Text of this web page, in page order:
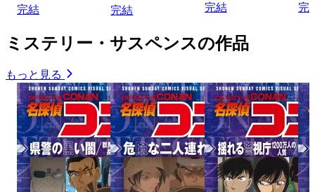
完結 完結 完結 完
ミステリー・サスペンスの作品
もっと見る